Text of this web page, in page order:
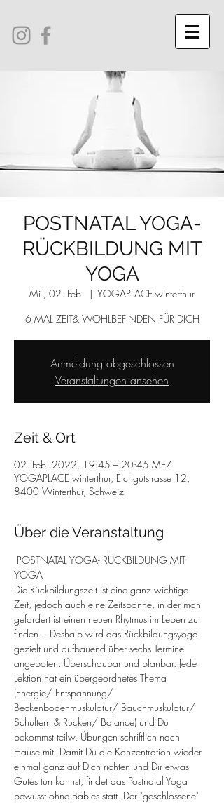
POSTNATAL YOGA-
RÜCKBILDUNG MIT
YOGA
Mi., 02. Feb.
  |
YOGAPLACE winterthur
6 MAL ZEIT& WOHLBEFINDEN FÜR DICH
Anmeldung abgeschlossen
Veranstaltungen ansehen
Zeit & Ort
02. Feb. 2022, 19:45 – 20:45 MEZ
YOGAPLACE winterthur, Eichgutstrasse 12,
8400 Winterthur, Schweiz
Über die Veranstaltung
POSTNATAL YOGA- RÜCKBILDUNG MIT
YOGA
Die Rückbildungszeit ist eine ganz wichtige
Zeit, jedoch auch eine Zeitspanne, in der man
gefordert ist einen neuen Rhytmus im Leben zu
finden....Deshalb wird das Rückbildungsyoga
gezielt und aufbauend über sechs Termine
angeboten. Überschaubar und planbar. Jede
Lektion hat ein übergeordnetes Thema
(Energie/ Entspannung/
Beckenbodenmuskulatur/ Bauchmuskulatur/
Schultern & Rücken/ Balance) und Du
bekommst teilw. Übungen schriftlich nach
Hause mit. Damit Du die Konzentration wieder
einmal ganz auf Dich richten und Dir etwas
Gutes tun kannst, findet das Postnatal Yoga
bewusst ohne Babies statt. Der "geschlossene"